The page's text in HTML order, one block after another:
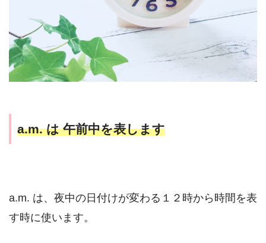
a.m. は 午前中を表します
a.m. は、夜中の日付けが変わる１２時から時間を表
す時に使います。